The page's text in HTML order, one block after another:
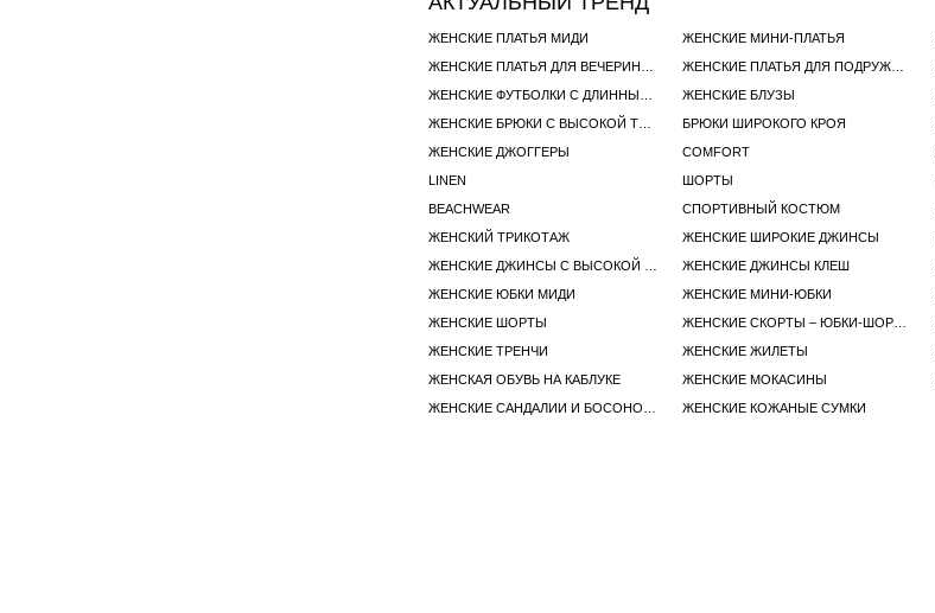
ЖЕНСКИЕ ПЛАТЬЯ МИДИ ЖЕНСКИЕ МИНИ-ПЛАТЬЯ
ЖЕНСКИЕ ПЛАТЬЯ ДЛЯ ВЕЧЕРИНОК
ЖЕНСКИЕ ПЛАТЬЯ ДЛЯ ПОДРУЖЕК НЕВЕСТЫ
ЖЕНСКИЕ ФУТБОЛКИ С ДЛИННЫМ РУКАВОМ
ЖЕНСКИЕ БЛУЗЫ
ЖЕНСКИЕ БРЮКИ С ВЫСОКОЙ ТАЛИЕЙ
БРЮКИ ШИРОКОГО КРОЯ
ЖЕНСКИЕ ДЖОГГЕРЫ
COMFORT
LINEN
ШОРТЫ
BEACHWEAR
СПОРТИВНЫЙ КОСТЮМ
ЖЕНСКИЙ ТРИКОТАЖ
ЖЕНСКИЕ ШИРОКИЕ ДЖИНСЫ
ЖЕНСКИЕ ДЖИНСЫ С ВЫСОКОЙ ТАЛИЕЙ
ЖЕНСКИЕ ДЖИНСЫ КЛЕШ
ЖЕНСКИЕ ЮБКИ МИДИ
ЖЕНСКИЕ МИНИ-ЮБКИ
ЖЕНСКИЕ ШОРТЫ
ЖЕНСКИЕ СКОРТЫ – ЮБКИ-ШОРТЫ
ЖЕНСКИЕ ТРЕНЧИ
ЖЕНСКИЕ ЖИЛЕТЫ
ЖЕНСКАЯ ОБУВЬ НА КАБЛУКЕ
ЖЕНСКИЕ МОКАСИНЫ
ЖЕНСКИЕ САНДАЛИИ И БОСОНОЖКИ
ЖЕНСКИЕ КОЖАНЫЕ СУМКИ